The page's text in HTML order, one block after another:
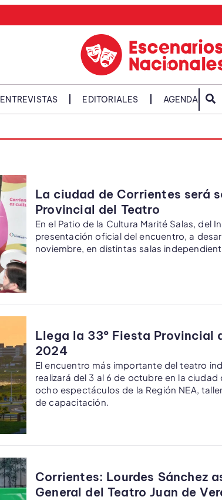
ENTREVISTAS EDITORIALES AGENDA
La ciudad de Corrientes será
Provincial del Teatro
En el Patio de la Cultura Marité Salas, del
presentación oficial del encuentro, a
noviembre, en distintas salas
Llega la 33° Fiesta Provincial
2024
El encuentro más importante del teatro
realizará del 3 al 6 de octubre en la
ocho espectáculos de la Región NEA,
de capacitación.
Corrientes: Lourdes Sánchez
General del Teatro Juan de